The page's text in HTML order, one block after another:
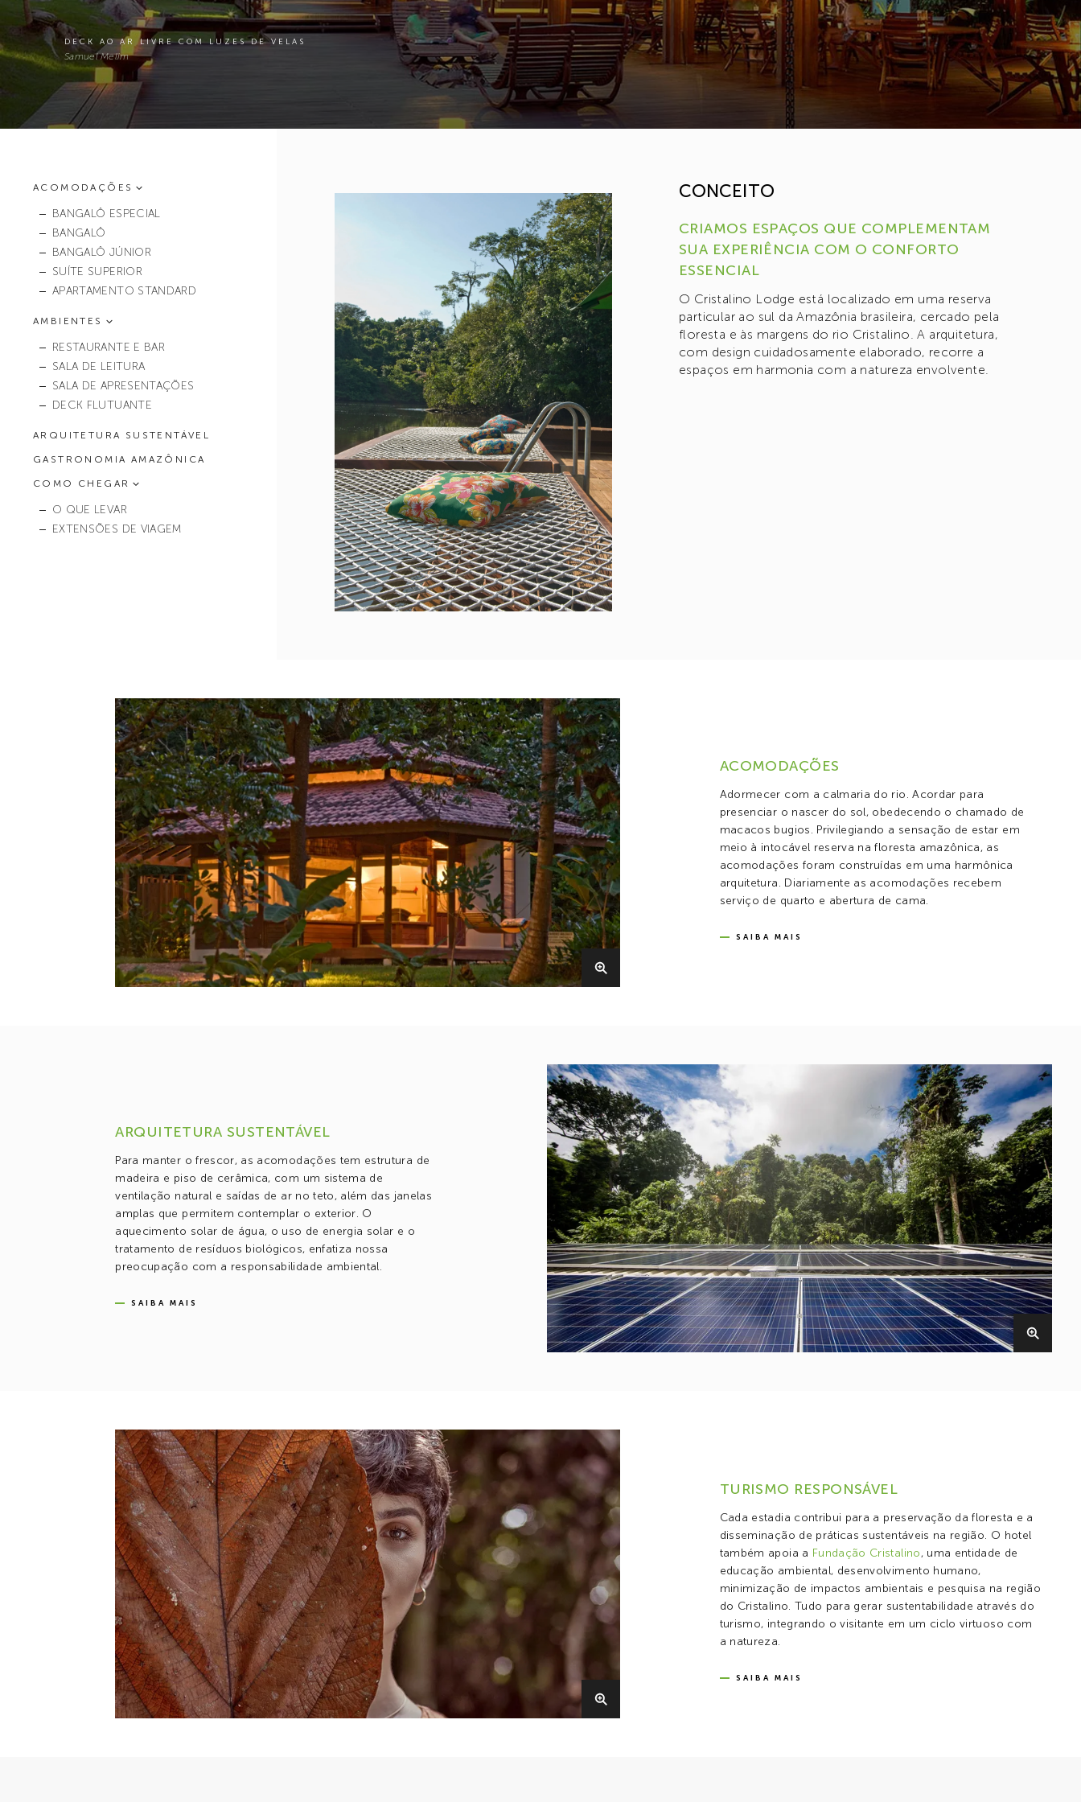
DECK AO AR LIVRE COM LUZES DE VELAS
Samuel Melim
ACOMODAÇÕES
BANGALÔ ESPECIAL
BANGALÔ
BANGALÔ JÚNIOR
SUÍTE SUPERIOR
APARTAMENTO STANDARD
AMBIENTES
RESTAURANTE E BAR
SALA DE LEITURA
SALA DE APRESENTAÇÕES
DECK FLUTUANTE
ARQUITETURA SUSTENTÁVEL
GASTRONOMIA AMAZÔNICA
COMO CHEGAR
O QUE LEVAR
EXTENSÕES DE VIAGEM
CONCEITO
CRIAMOS ESPAÇOS QUE COMPLEMENTAM
SUA EXPERIÊNCIA COM O CONFORTO
ESSENCIAL
O Cristalino Lodge está localizado em uma reserva
particular ao sul da Amazônia brasileira, cercado pela
floresta e às margens do rio Cristalino. A arquitetura,
com design cuidadosamente elaborado, recorre a
espaços em harmonia com a natureza envolvente.
ACOMODAÇÕES
Adormecer com a calmaria do rio. Acordar para
presenciar o nascer do sol, obedecendo o chamado de
macacos bugios. Privilegiando a sensação de estar em
meio à intocável reserva na floresta amazônica, as
acomodações foram construídas em uma harmônica
arquitetura. Diariamente as acomodações recebem
serviço de quarto e abertura de cama.
SAIBA MAIS
ARQUITETURA SUSTENTÁVEL
Para manter o frescor, as acomodações tem estrutura de
madeira e piso de cerâmica, com um sistema de
ventilação natural e saídas de ar no teto, além das janelas
amplas que permitem contemplar o exterior. O
aquecimento solar de água, o uso de energia solar e o
tratamento de resíduos biológicos, enfatiza nossa
preocupação com a responsabilidade ambiental.
SAIBA MAIS
TURISMO RESPONSÁVEL
Cada estadia contribui para a preservação da floresta e a
disseminação de práticas sustentáveis na região. O hotel
também apoia a Fundação Cristalino, uma entidade de
educação ambiental, desenvolvimento humano,
minimização de impactos ambientais e pesquisa na região
do Cristalino. Tudo para gerar sustentabilidade através do
turismo, integrando o visitante em um ciclo virtuoso com
a natureza.
SAIBA MAIS